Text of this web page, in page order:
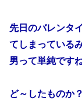
先日のバレンタ
てしまっている
男って単純です
ど～したものか